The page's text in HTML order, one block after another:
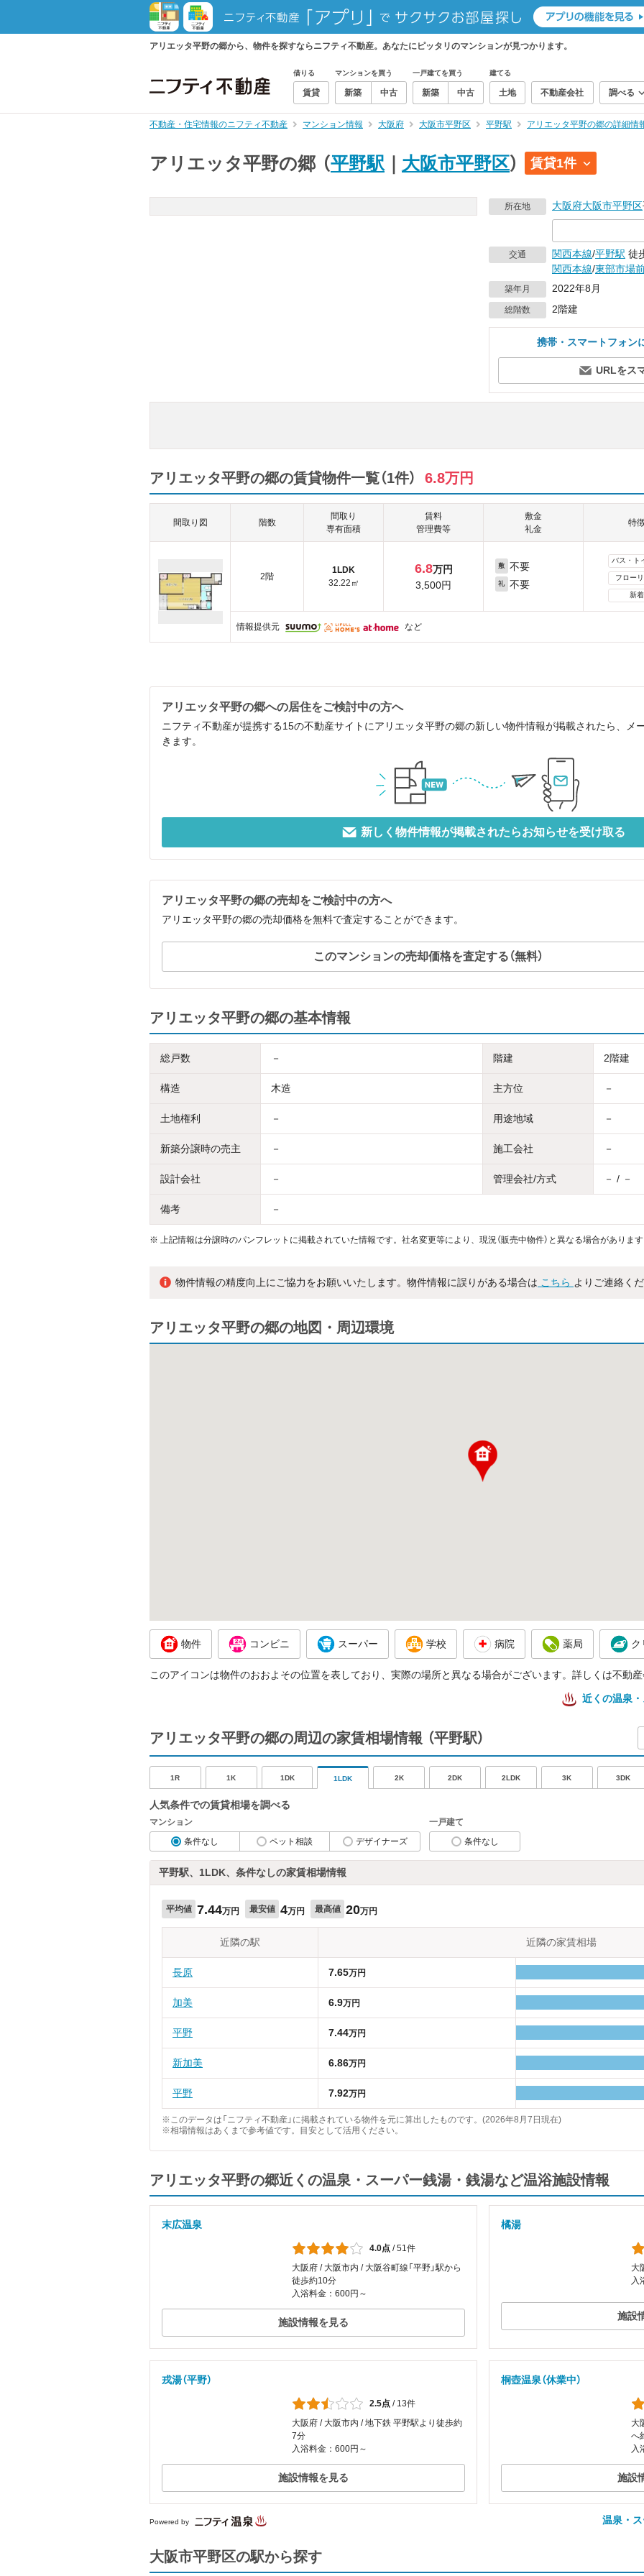
アリエッタ平野の郷から、物件を探すならニフティ不動産。あなたにピッタリのマンションが見つかります。
借りる
賃貸
マンションを買う
新築 中古
一戸建てを買う
新築 中古
建てる
土地 不動産会社 調べる
不動産・住宅情報のニフティ不動産 マンション情報 大阪府 大阪市平野区 平野駅 アリエッタ平野の郷の詳細情
アリエッタ平野の郷 （平野駅 大阪市平野区） 賃貸1件
所在地 大阪府大阪市平野区
交通 関西本線/平野駅 徒
関西本線/東部市場
築年月 2022年8月
総階数 2階建
携帯・スマートフォン
URLをス
アリエッタ平野の郷の賃貸物件一覧（1件） 6.8万円
間取り図 階数
間取り
専有面積
賃料
管理費等
敷金
礼金
特
2階
1LDK
32.22㎡
6.8万円
3,500円
敷 不要
礼 不要
バス・ト
フロー
新着
情報提供元 など
アリエッタ平野の郷への居住をご検討中の方へ
ニフティ不動産が提携する15の不動産サイトにアリエッタ平野の郷の新しい物件情報が掲載されたら、メ
きます。
新しく物件情報が掲載されたらお知らせを受け取る
アリエッタ平野の郷の売却をご検討中の方へ
アリエッタ平野の郷の売却価格を無料で査定することができます。
このマンションの売却価格を査定する（無料）
アリエッタ平野の郷の基本情報
総戸数 － 階建 2階建
構造 木造 主方位 －
土地権利 － 用途地域 －
新築分譲時の売主 － 施工会社 －
設計会社 － 管理会社/方式 － / －
備考 －
※ 上記情報は分譲時のパンフレットに掲載されていた情報です。社名変更等により、現況（販売中物件）と異なる場合があります
物件情報の精度向上にご協力をお願いいたします。物件情報に誤りがある場合は こちら よりご連絡くだ
アリエッタ平野の郷の地図・周辺環境
物件 コンビニ スーパー 学校 病院 薬局 ク
このアイコンは物件のおおよその位置を表しており、実際の場所と異なる場合がございます。詳しくは不動産
近くの温泉
アリエッタ平野の郷の周辺の家賃相場情報 （平野駅）
1R 1K 1DK 1LDK 2K 2DK 2LDK 3K 3DK
人気条件での賃貸相場を調べる
マンション
条件なし
ペット相談 デザイナーズ
一戸建て
条件なし
平野駅、1LDK、条件なしの家賃相場情報
平均値 7.44万円 最安値 4万円 最高値 20万円
近隣の駅 近隣の家賃相場
長原 7.65万円
加美 6.9万円
平野 7.44万円
新加美 6.86万円
平野 7.92万円
※このデータは「ニフティ不動産」に掲載されている物件を元に算出したものです。(2026年8月7日現在)
※相場情報はあくまで参考値です。目安として活用ください。
アリエッタ平野の郷近くの温泉・スーパー銭湯・銭湯など温浴施設情報
末広温泉
4.0点 /51件
大阪府 / 大阪市内 / 大阪谷町線「平野」駅から
徒歩約10分
入浴料金：600円～
施設情報を見る
橘湯
大
入
施設
戎湯（平野）
2.5点 / 13件
大阪府 / 大阪市内 / 地下鉄 平野駅より徒歩約
7分
入浴料金：600円～
施設情報を見る
桐壺温泉（休業中）
大
へ
入
施設
Powered by 温泉・
大阪市平野区の駅から探す